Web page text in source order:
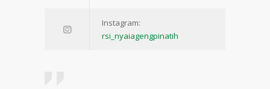
Instagram:
rsi_nyaiagengpinatih